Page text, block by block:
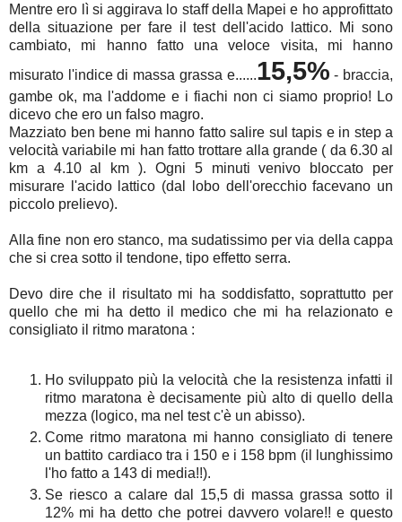
Mentre ero lì si aggirava lo staff della Mapei e ho approfittato
della situazione per fare il test dell'acido lattico. Mi sono
cambiato, mi hanno fatto una veloce visita, mi hanno
misurato l'indice di massa grassa e......15,5% - braccia,
gambe ok, ma l'addome e i fiachi non ci siamo proprio! Lo
dicevo che ero un falso magro.
Mazziato ben bene mi hanno fatto salire sul tapis e in step a
velocità variabile mi han fatto trottare alla grande ( da 6.30 al
km a 4.10 al km ). Ogni 5 minuti venivo bloccato per
misurare l'acido lattico (dal lobo dell'orecchio facevano un
piccolo prelievo).
Alla fine non ero stanco, ma sudatissimo per via della cappa
che si crea sotto il tendone, tipo effetto serra.
Devo dire che il risultato mi ha soddisfatto, soprattutto per
quello che mi ha detto il medico che mi ha relazionato e
consigliato il ritmo maratona :
Ho sviluppato più la velocità che la resistenza infatti il
ritmo maratona è decisamente più alto di quello della
mezza (logico, ma nel test c'è un abisso).
Come ritmo maratona mi hanno consigliato di tenere
un battito cardiaco tra i 150 e i 158 bpm (il lunghissimo
l'ho fatto a 143 di media!!).
Se riesco a calare dal 15,5 di massa grassa sotto il
12% mi ha detto che potrei davvero volare!! e questo